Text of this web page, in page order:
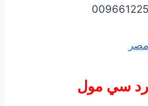
سي مول